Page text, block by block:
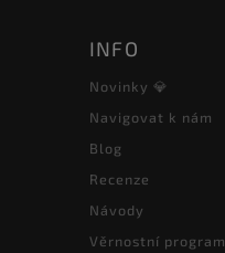
INFO
Novinky 💎
Navigovat k nám
Blog
Recenze
Návody
Věrnostní program